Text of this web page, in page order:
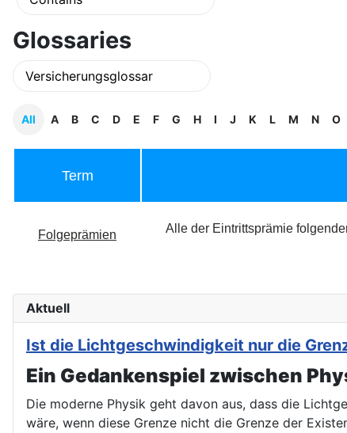
Glossaries
All A B C D E F G H I J K L M N O
Term
Folgeprämien Alle der Eintrittsprämie
Aktuell
Ist die Lichtgeschwindigkeit nur die
Ein Gedankenspiel zwischen
Die moderne Physik geht davon aus, dass die
wäre, wenn diese Grenze nicht die Grenze der